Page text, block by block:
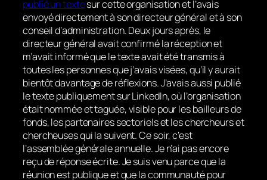
publié un textesur cette organisation et l’avais
envoyé directement à son directeur général et à son
conseil d’administration. Deux jours après, le
directeur général avait confirmé la réception et
m’avait informé que le texte avait été transmis à
toutes les personnes que j’avais visées, qu’il y aurait
bientôt davantage de réflexions. J’avais aussi publié
le texte publiquement sur LinkedIn, où l’organisation
était nommée et taguée, visible pour les bailleurs de
fonds, les partenaires sectoriels et les chercheurs et
chercheuses qui la suivent. Ce soir, c’est
l’assemblée générale annuelle. Je n’ai pas encore
reçu de réponse écrite. Je suis venu parce que la
réunion est publique et que la communauté pour